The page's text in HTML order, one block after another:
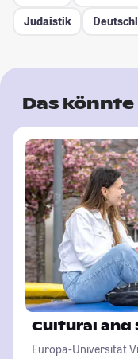
Judaistik
Das
Cultural and
Europa-Universität